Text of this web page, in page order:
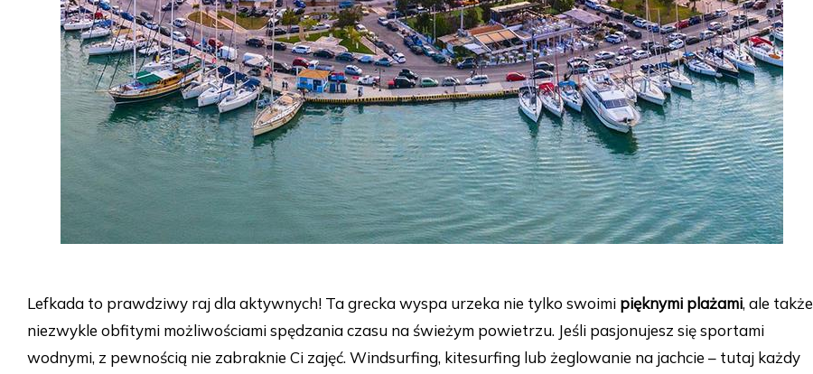
Lefkada to prawdziwy raj dla aktywnych! Ta grecka wyspa urzeka nie tylko swoimi pięknymi plażami, ale także
niezwykle obfitymi możliwościami spędzania czasu na świeżym powietrzu. Jeśli pasjonujesz się sportami
wodnymi, z pewnością nie zabraknie Ci zajęć. Windsurfing, kitesurfing lub żeglowanie na jachcie – tutaj każdy